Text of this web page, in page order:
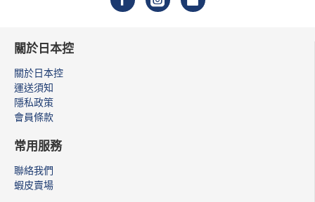
關於日本控
關於日本控
運送須知
隱私政策
會員條款
常用服務
聯絡我們
蝦皮賣場